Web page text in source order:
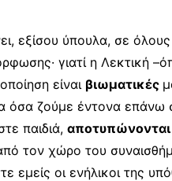
εξίσου ύπουλα, σε
γιατί η Λεκτική
είναι βιωματικές
όσα ζούμε έντονα επάνω
παιδιά, αποτυπώνονται
τον χώρο του
εμείς οι ενήλικοι της